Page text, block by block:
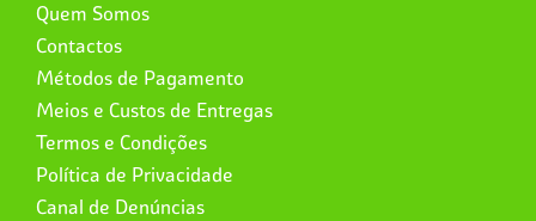
Quem Somos
Contactos
Métodos de Pagamento
Meios e Custos de Entregas
Termos e Condições
Política de Privacidade
Canal de Denúncias